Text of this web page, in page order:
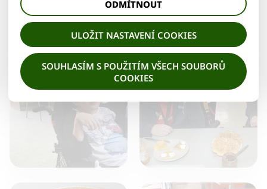
ODMÍTNOUT
ULOŽIT NASTAVENÍ COOKIES
SOUHLASÍM S POUŽITÍM VŠECH SOUBORŮ
COOKIES
ozdobených marmeládou, nutelou, šlehačkou a ovocem. Všem moc
chutnalo.